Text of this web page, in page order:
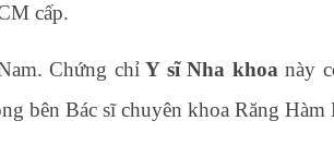
cấp.
Chứng chỉY sĩ Nha khoa này
bên Bác sĩ chuyên khoa Răng Hàm